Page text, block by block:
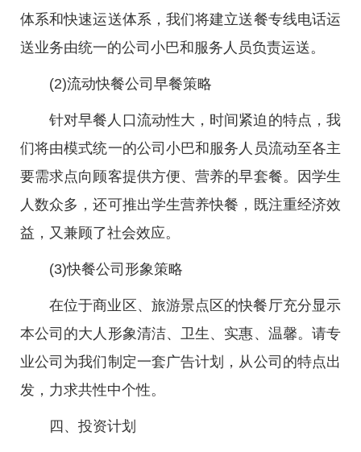
体系和快速运送体系，我们将建立送餐专线电话运
送业务由统一的公司小巴和服务人员负责运送。
(2)流动快餐公司早餐策略
针对早餐人口流动性大，时间紧迫的特点，我
们将由模式统一的公司小巴和服务人员流动至各主
要需求点向顾客提供方便、营养的早套餐。因学生
人数众多，还可推出学生营养快餐，既注重经济效
益，又兼顾了社会效应。
(3)快餐公司形象策略
在位于商业区、旅游景点区的快餐厅充分显示
本公司的大人形象清洁、卫生、实惠、温馨。请专
业公司为我们制定一套广告计划，从公司的特点出
发，力求共性中个性。
四、投资计划